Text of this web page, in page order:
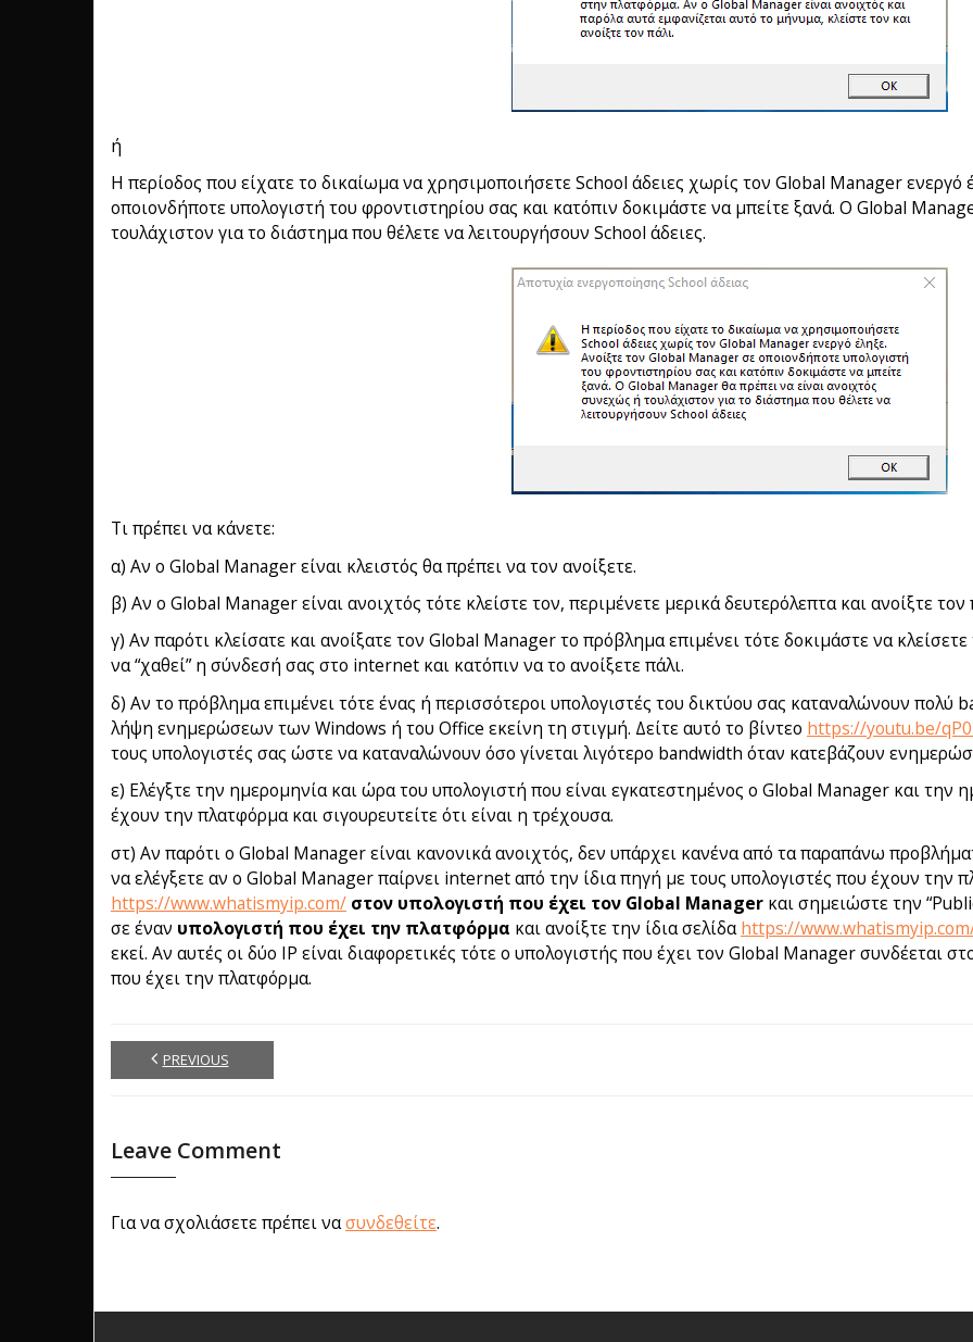
ή
Η περίοδος που είχατε το δικαίωμα να χρησιμοποιήσετε School άδειες χωρίς τον Global Manager ενεργό
οποιονδήποτε υπολογιστή του φροντιστηρίου σας και κατόπιν δοκιμάστε να μπείτε ξανά. Ο Global
τουλάχιστον για το διάστημα που θέλετε να λειτουργήσουν School άδειες.
Τι πρέπει να κάνετε:
α) Αν ο Global Manager είναι κλειστός θα πρέπει να τον ανοίξετε.
β) Αν ο Global Manager είναι ανοιχτός τότε κλείστε τον, περιμένετε μερικά δευτερόλεπτα και ανοίξτε τον
γ) Αν παρότι κλείσατε και ανοίξατε τον Global Manager το πρόβλημα επιμένει τότε δοκιμάστε να
να “χαθεί” η σύνδεσή σας στο internet και κατόπιν να το ανοίξετε πάλι.
δ) Αν το πρόβλημα επιμένει τότε ένας ή περισσότεροι υπολογιστές του δικτύου σας καταναλώνουν πολύ
λήψη ενημερώσεων των Windows ή του Office εκείνη τη στιγμή. Δείτε αυτό το βίντεο https://youtu.be/
τους υπολογιστές σας ώστε να καταναλώνουν όσο γίνεται λιγότερο bandwidth όταν κατεβάζουν
ε) Ελέγξτε την ημερομηνία και ώρα του υπολογιστή που είναι εγκατεστημένος o Global Manager και
έχουν την πλατφόρμα και σιγουρευτείτε ότι είναι η τρέχουσα.
στ) Αν παρότι ο Global Manager είναι κανονικά ανοιχτός, δεν υπάρχει κανένα από τα παραπάνω
να ελέγξετε αν ο Global Manager παίρνει internet από την ίδια πηγή με τους υπολογιστές που έχουν την
https://www.whatismyip.com/ στον υπολογιστή που έχει τον Global Manager και σημειώστε την
σε έναν υπολογιστή που έχει την πλατφόρμα και ανοίξτε την ίδια σελίδαhttps://
εκεί. Αν αυτές οι δύο IP είναι διαφορετικές τότε ο υπολογιστής που έχει τον Global Manager συνδέεται
που έχει την πλατφόρμα.
PREVIOUS
Leave Comment
Για να σχολιάσετε πρέπει νασυνδεθείτε.